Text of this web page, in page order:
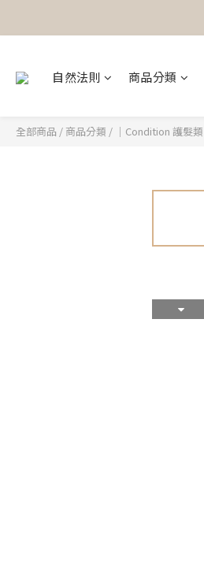
自然法則 商品分類
全部商品 / 商品分類 / ｜Condition 護髮類